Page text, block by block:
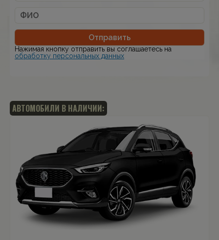
Отправить
Нажимая кнопку отправить вы соглашаетесь на
обработку персональных данных
АВТОМОБИЛИ В НАЛИЧИИ: